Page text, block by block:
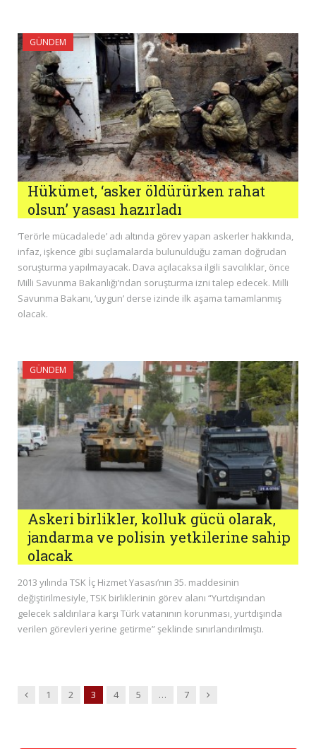
GÜNDEM
Hükümet, ‘asker öldürürken rahat
olsun’ yasası hazırladı
‘Terörle mücadalede’ adı altında görev yapan askerler hakkında,
infaz, işkence gibi suçlamalarda bulunulduğu zaman doğrudan
soruşturma yapılmayacak. Dava açılacaksa ilgili savcılıklar, önce
Milli Savunma Bakanlığı’ndan soruşturma izni talep edecek. Milli
Savunma Bakanı, ‘uygun’ derse izinde ilk aşama tamamlanmış
olacak.
GÜNDEM
Askeri birlikler, kolluk gücü olarak,
jandarma ve polisin yetkilerine sahip
olacak
2013 yılında TSK İç Hizmet Yasası’nın 35. maddesinin
değiştirilmesiyle, TSK birliklerinin görev alanı “Yurtdışından
gelecek saldırılara karşı Türk vatanının korunması, yurtdışında
verilen görevleri yerine getirme” şeklinde sınırlandırılmıştı.
Previous
1 2 3 4 5 … 7 Next